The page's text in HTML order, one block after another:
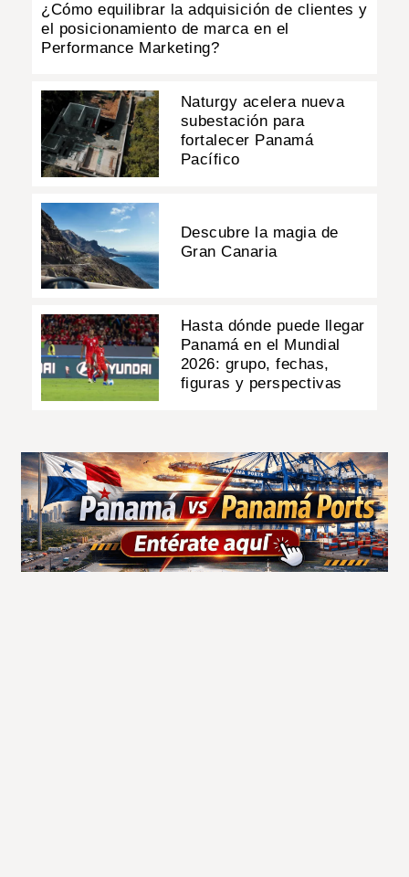
¿Cómo equilibrar la adquisición de clientes y
el posicionamiento de marca en el
Performance Marketing?
Naturgy acelera nueva
subestación para
fortalecer Panamá
Pacífico
Descubre la magia de
Gran Canaria
Hasta dónde puede llegar
Panamá en el Mundial
2026: grupo, fechas,
figuras y perspectivas